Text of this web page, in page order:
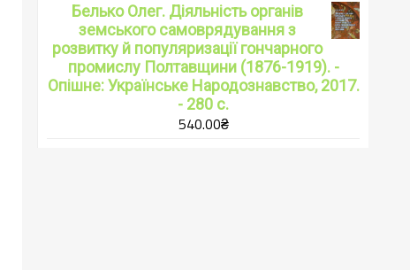
Белько Олег. Діяльність органів
земського самоврядування з
розвитку й популяризації гончарного
промислу Полтавщини (1876-1919). -
Опішне: Українське Народознавство, 2017.
- 280 с.
540.00₴